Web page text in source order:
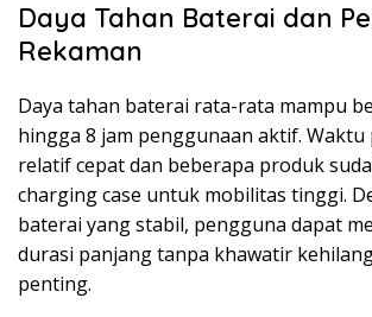
Daya Tahan Baterai dan
Rekaman
Daya tahan baterai rata-rata mampu
hingga 8 jam penggunaan aktif.
relatif cepat dan beberapa produk
charging case untuk mobilitas tinggi.
baterai yang stabil, pengguna dapat
durasi panjang tanpa khawatir
penting.